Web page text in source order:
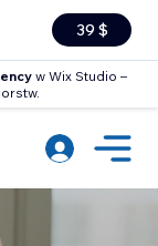
39 $
w Wix Studio –